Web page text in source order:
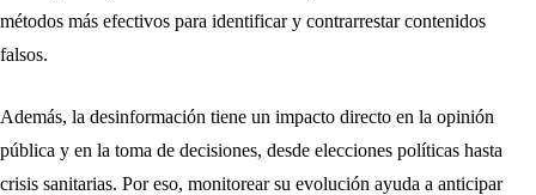
métodos más efectivos para identificar y contrarrestar contenidos
falsos.
Además, la desinformación tiene un impacto directo en la opinión
pública y en la toma de decisiones, desde elecciones políticas hasta
crisis sanitarias. Por eso, monitorear su evolución ayuda a anticipar